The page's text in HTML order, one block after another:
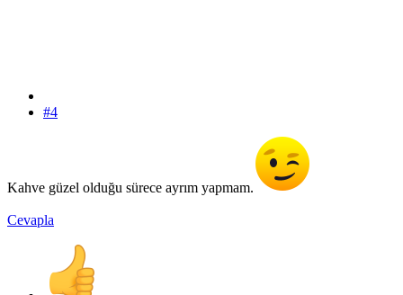
#4
Kahve güzel olduğu sürece ayrım yapmam.
Cevapla